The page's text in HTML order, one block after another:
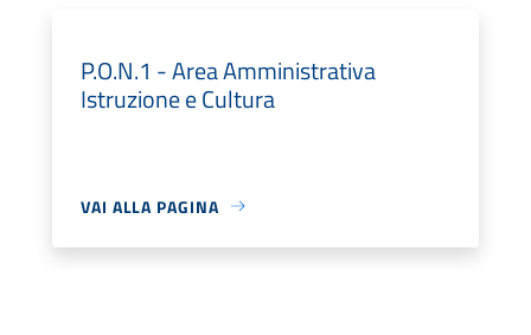
P.O.N.1 - Area Amministrativa
Istruzione e Cultura
VAI ALLA PAGINA